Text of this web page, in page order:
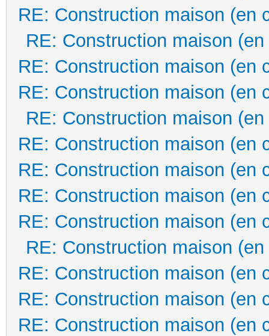
RE: Construction maison (en
RE: Construction maison
RE: Construction maison (en
RE: Construction maison (en
RE: Construction maison
RE: Construction maison (en
RE: Construction maison (en
RE: Construction maison (en
RE: Construction maison (en
RE: Construction maison
RE: Construction maison (en
RE: Construction maison (en
RE: Construction maison (en